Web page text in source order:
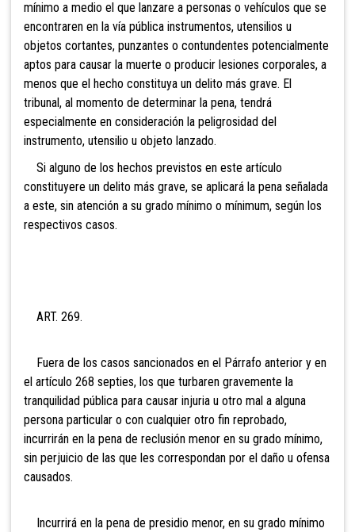
mínimo a medio el que lanzare a personas o vehículos que se
encontraren en la vía pública instrumentos, utensilios u
objetos cortantes, punzantes o contundentes potencialmente
aptos para causar la muerte o producir lesiones corporales, a
menos que el hecho constituya un delito más grave. El
tribunal, al momento de determinar la pena, tendrá
especialmente en consideración la peligrosidad del
instrumento, utensilio u objeto lanzado.
Si alguno de los hechos previstos en este artículo
constituyere un delito más grave, se aplicará la pena señalada
a este, sin atención a su grado mínimo o mínimum, según los
respectivos casos.
ART. 269.
Fuera de los casos sancionados en el Párrafo anterior y en
el artículo 268 septies, los que turbaren gravemente la
tranquilidad pública para causar injuria u otro mal a alguna
persona particular o con cualquier otro fin reprobado,
incurrirán en la pena de reclusión menor en su grado mínimo,
sin perjuicio de las que les correspondan por el daño u ofensa
causados.
Incurrirá en la pena de presidio menor, en su grado mínimo